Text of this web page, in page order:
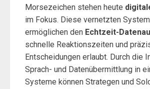
Morsezeichen stehen heute
im Fokus. Diese vernetzten
ermöglichen den Echtzeit-
schnelle Reaktionszeiten und
Entscheidungen erlaubt. Durch die
Sprach- und Datenübermittlung in
Systeme können Strategen und